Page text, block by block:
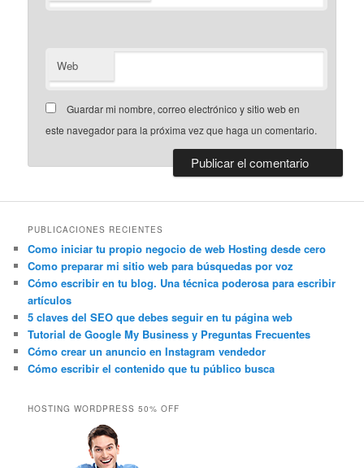
Web
Guardar mi nombre, correo electrónico y sitio web en
este navegador para la próxima vez que haga un comentario.
PUBLICACIONES RECIENTES
Como iniciar tu propio negocio de web Hosting desde cero
Como preparar mi sitio web para búsquedas por voz
Cómo escribir en tu blog. Una técnica poderosa para escribir
artículos
5 claves del SEO que debes seguir en tu página web
Tutorial de Google My Business y Preguntas Frecuentes
Cómo crear un anuncio en Instagram vendedor
Cómo escribir el contenido que tu público busca
HOSTING WORDPRESS 50% OFF